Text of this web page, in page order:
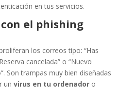
en tus servicios.
el phishing
los correos tipo: “Has
cancelada” o “Nuevo
Son trampas muy bien diseñadas
un virus en tu ordenadoro